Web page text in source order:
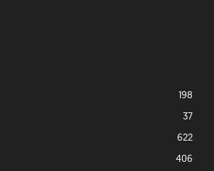
198
37
622
406